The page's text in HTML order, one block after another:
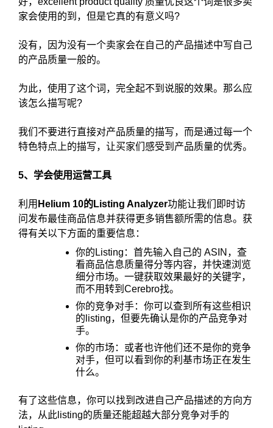
家会使用的到，但是它真的有意义吗?
没有，因为没有一个卖家会在自己的产品描述中写自己
的产品质量一般的。
为此，使用了这个词，完全起不到说服的效果。那么应
该怎么描写呢?
我们不要进行直接对产品质量的描写，而是通过每一个
特色特点上的描写，让买家们感受到产品质量的优秀。
5、学会使用运营工具
利用 Helium 10的Listing Analyzer功能让我们即时访
问发布最佳商品信息并获得更多销售额所需的信息。获
得有关以下方面的重要信息：
你的Listing：首先输入自己的 ASIN，查
看商品信息质量得分等内容，并快速浏览
细分市场。一键获取效果最好的关键字，
而不用转到Cerebro找。
你的竞争对手：你可以查到所有这些相识
的listing，但要先确认是你的产品竞争对
手。
你的市场：或者也许他们还不是你的竞争
对手，但可以看到你的利基市场正在发生
什么。
有了这些信息，你可以找到改进自己产品描述的方向方
法，从此listing的质量还能超越大部分竞争对手的